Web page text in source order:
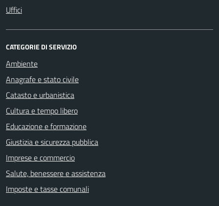
Uffici
CATEGORIE DI SERVIZIO
Ambiente
Anagrafe e stato civile
Catasto e urbanistica
Cultura e tempo libero
Educazione e formazione
Giustizia e sicurezza pubblica
Imprese e commercio
Salute, benessere e assistenza
Imposte e tasse comunali